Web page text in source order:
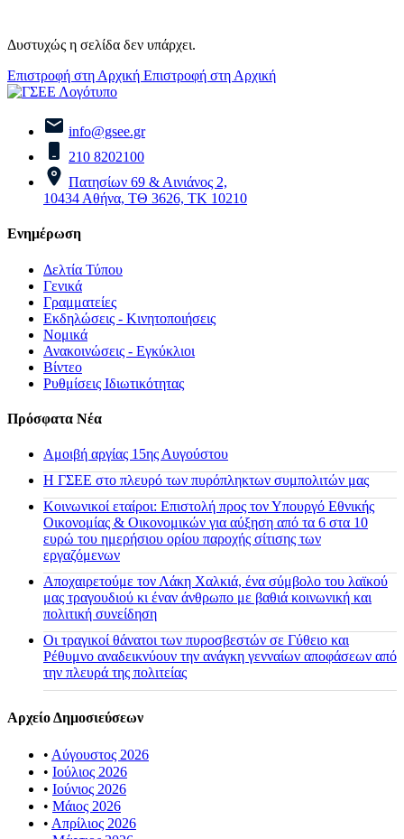
Δυστυχώς η σελίδα δεν υπάρχει.
Επιστροφή στη Αρχική Επιστροφή στη Αρχική
info@gsee.gr
210 8202100
Πατησίων 69 & Αινιάνος 2,
10434 Αθήνα, ΤΘ 3626, ΤΚ 10210
Ενημέρωση
Δελτία Τύπου
Γενικά
Γραμματείες
Εκδηλώσεις - Κινητοποιήσεις
Νομικά
Ανακοινώσεις - Εγκύκλιοι
Βίντεο
Ρυθμίσεις Ιδιωτικότητας
Πρόσφατα Νέα
Αμοιβή αργίας 15ης Αυγούστου
H ΓΣΕΕ στο πλευρό των πυρόπληκτων συμπολιτών μας
Κοινωνικοί εταίροι: Επιστολή προς τον Υπουργό Εθνικής
Οικονομίας & Οικονομικών για αύξηση από τα 6 στα 10
ευρώ του ημερήσιου ορίου παροχής σίτισης των
εργαζόμενων
Αποχαιρετούμε τον Λάκη Χαλκιά, ένα σύμβολο του λαϊκού
μας τραγουδιού κι έναν άνθρωπο με βαθιά κοινωνική και
πολιτική συνείδηση
Οι τραγικοί θάνατοι των πυροσβεστών σε Γύθειο και
Ρέθυμνο αναδεικνύουν την ανάγκη γενναίων αποφάσεων από
την πλευρά της πολιτείας
Αρχείο Δημοσιεύσεων
• Αύγουστος 2026
• Ιούλιος 2026
• Ιούνιος 2026
• Μάιος 2026
• Απρίλιος 2026